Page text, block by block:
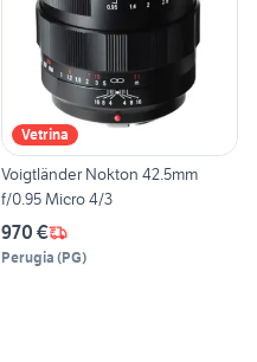
Vetrina
Voigtländer Nokton 42.5mm
f/0.95 Micro 4/3
970 €
Perugia (PG)